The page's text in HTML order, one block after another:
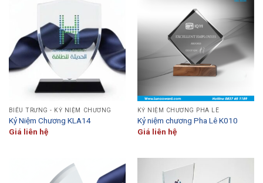
BIỂU TRƯNG - KỶ NIỆM CHƯƠNG
Kỷ Niệm Chương KLA14
Giá liên hệ
KỶ NIỆM CHƯƠNG PHA LÊ
Kỷ niệm chương Pha Lê K010
Giá liên hệ